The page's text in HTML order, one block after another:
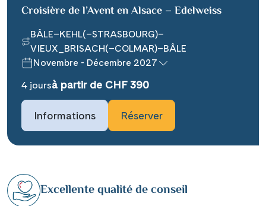
Croisière de l’Avent en Alsace – Edelweiss
BÂLE–KEHL(–STRASBOURG)–
VIEUX_BRISACH(–COLMAR)–BÂLE
Novembre - Décembre 2027
4 joursà partir de CHF 390
Informations Réserver
Excellente qualité de conseil